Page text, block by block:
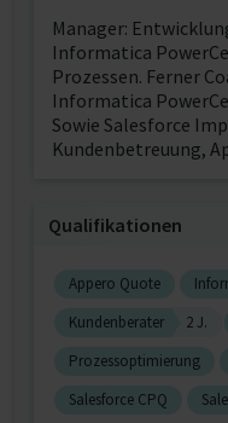
Manager:
Informatica
Prozessen. Ferner
Informatica
Sowie Salesforce
Kundenbetreuung,
Qualifikationen
Appero Quote
Kundenberater
2 J.
Prozessoptimierung
Salesforce CPQ